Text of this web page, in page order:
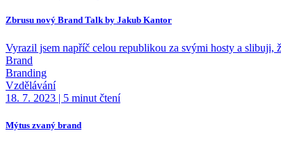
Zbrusu nový Brand Talk by Jakub Kantor
Vyrazil jsem napříč celou republikou za svými hosty a slibuji,
Brand
Branding
Vzdělávání
18. 7. 2023 | 5 minut čtení
Mýtus zvaný brand